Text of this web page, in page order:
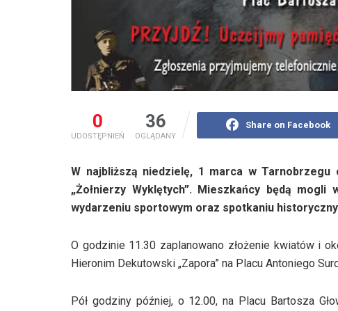
0
UDOSTĘPNIEŃ
36
OGLĄDANY
Share on Facebook
W najbliższą niedzielę, 1 marca w Tarnobrzegu
„Żołnierzy Wyklętych”. Mieszkańcy będą
wydarzeniu sportowym oraz spotkaniu
O godzinie 11.30 zaplanowano złożenie kwiatów i
Hieronim Dekutowski „Zapora” na Placu Antoniego
Pół godziny później, o 12.00, na Placu Bartosza